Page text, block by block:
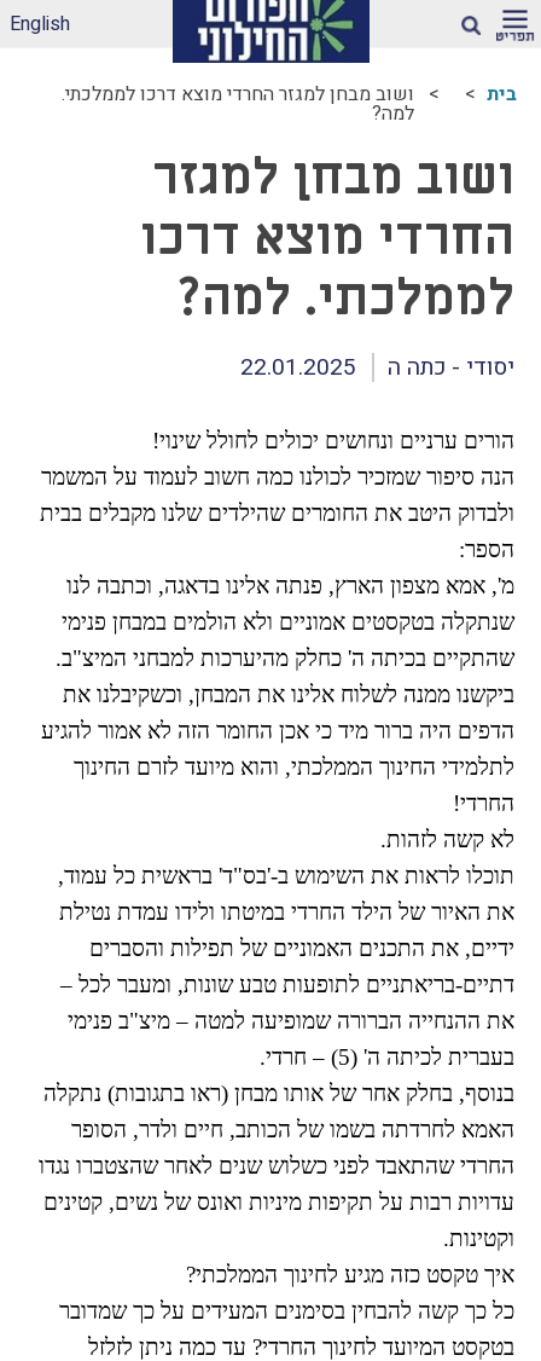
לאקלים חינוכי ראוי
ונטול הדתה
דיווחי הדתה: עדכונים
מהשטח
הדתה בספרי לימוד
עמותות דתיות בגנים
– מה ניתן לעשות?
במקצוע תרבות
תכנית מדיתה
הדתה בצה"ל
התמודדות עם הדתה
מהי הדתה? ומהי
חילוניות?
כיצד למנוע הדתה?
זיהיתי הדתה, מה
עושים?
המדריך להורה החילוני
המדריך למורה: תרבות
יהודית-ישראלית
כל הכתבות
הרשמה לעדכונים
מן התקשורת
הבחירות לרשויות
המקומיות
הכשרת הורים
לאקטיביזם בחינוך
התארגנויות הורים –
משמר הורים וקהילות
חינוך חילוניות יישוביות
עבודה עם מורים
English
בית ושוב מבחן למגזר החרדי מוצא דרכו לממלכתי.
למה?
ושוב מבחן למגזר
החרדי מוצא דרכו
לממלכתי. למה?
יסודי - כתה ה 22.01.2025
הורים ערניים ונחושים יכולים לחולל שינוי!
הנה סיפור שמזכיר לכולנו כמה חשוב לעמוד על המשמר
ולבדוק היטב את החומרים שהילדים שלנו מקבלים בבית
הספר:
מ', אמא מצפון הארץ, פנתה אלינו בדאגה, וכתבה לנו
שנתקלה בטקסטים אמוניים ולא הולמים במבחן פנימי
שהתקיים בכיתה ה' כחלק מהיערכות למבחני המיצ"ב.
ביקשנו ממנה לשלוח אלינו את המבחן, וכשקיבלנו את
הדפים היה ברור מיד כי אכן החומר הזה לא אמור להגיע
לתלמידי החינוך הממלכתי, והוא מיועד לזרם החינוך
החרדי!
לא קשה לזהות.
תוכלו לראות את השימוש ב-'בס"ד' בראשית כל עמוד,
את האיור של הילד החרדי במיטתו ולידו עמדת נטילת
ידיים, את התכנים האמוניים של תפילות והסברים
דתיים-בריאתניים לתופעות טבע שונות, ומעבר לכל –
את ההנחייה הברורה שמופיעה למטה – מיצ"ב פנימי
בעברית לכיתה ה' (5) – חרדי.
בנוסף, בחלק אחר של אותו מבחן (ראו בתגובות) נתקלה
האמא לחרדתה בשמו של הכותב, חיים ולדר, הסופר
החרדי שהתאבד לפני כשלוש שנים לאחר שהצטברו נגדו
עדויות רבות על תקיפות מיניות ואונס של נשים, קטינים
וקטינות.
איך טקסט כזה מגיע לחינוך הממלכתי?
כל כך קשה להבחין בסימנים המעידים על כך שמדובר
בטקסט המיועד לחינוך החרדי? עד כמה ניתן לזלזל